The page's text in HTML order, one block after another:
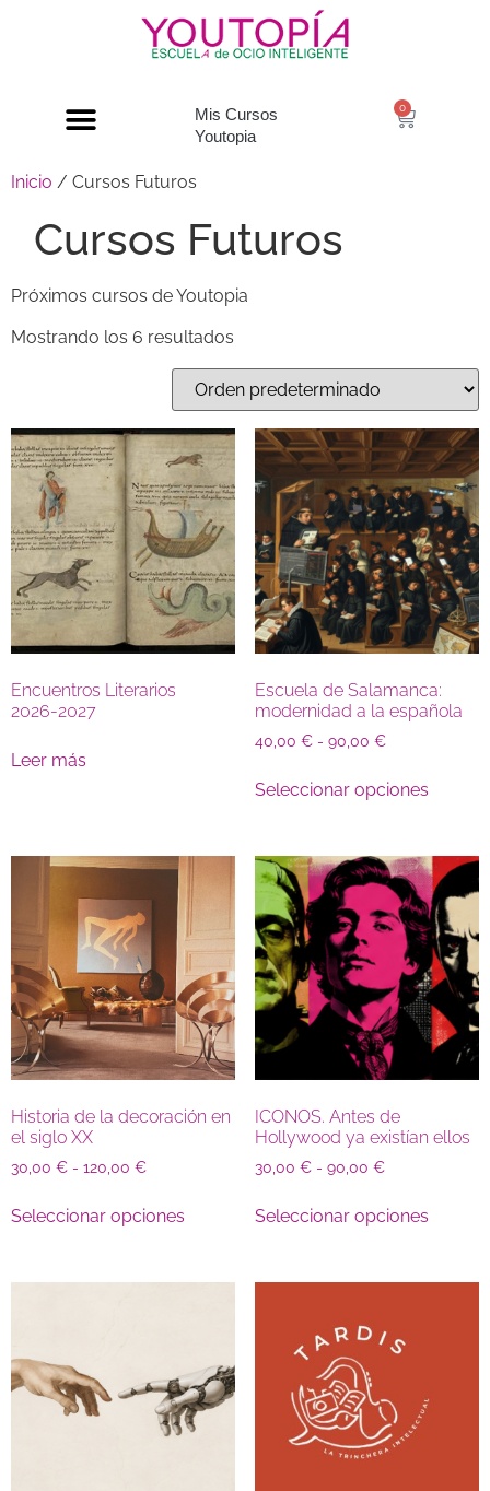
Mis Cursos
Youtopia
0
Inicio / Cursos Futuros
Cursos Futuros
Próximos cursos de Youtopia
Mostrando los 6 resultados
Encuentros Literarios
2026-2027
Leer más
Escuela de Salamanca:
modernidad a la española
40,00 € - 90,00 €
Seleccionar opciones
Historia de la decoración en
el siglo XX
30,00 € - 120,00 €
Seleccionar opciones
ICONOS. Antes de
Hollywood ya existían ellos
30,00 € - 90,00 €
Seleccionar opciones